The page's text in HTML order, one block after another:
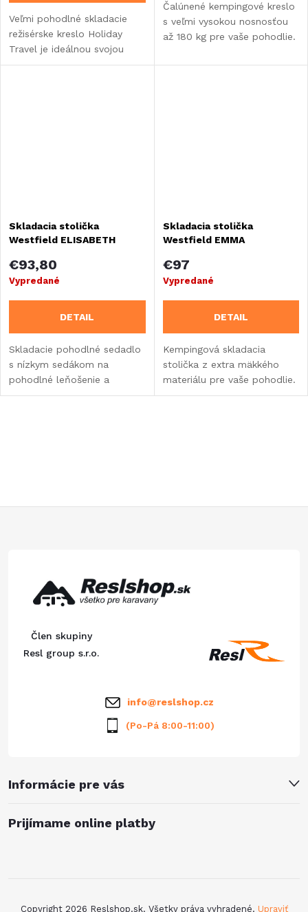
Veľmi pohodlné skladacie
režisérske kreslo Holiday
Travel je ideálnou svojou
veľkosťou pre karavany,
Čalúnené kempingové kreslo
s veľmi vysokou nosnosťou
až 180 kg pre vaše pohodlie.
Skladacia stolička
Westfield ELISABETH
€93,80
Vypredané
DETAIL
Skladacie pohodlné sedadlo
s nízkym sedákom na
pohodlné leňošenie a
relaxáciu.
Skladacia stolička
Westfield EMMA
€97
Vypredané
DETAIL
Kempingová skladacia
stolička z extra mäkkého
materiálu pre vaše pohodlie.
y
v
Informácie pre vás
Člen skupiny
Resl group s.r.o.
info@reslshop.cz
(Po-Pá 8:00-11:00)
Prijímame online platby
Copyright 2026 Reslshop.sk. Všetky práva vyhradené. Upraviť